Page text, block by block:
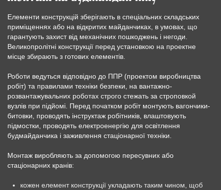
Елементи конструкцій зберігають в спеціальних складських
приміщеннях або на відкритих майданчиках, в умовах, що
гарантують захист від механічних пошкоджень і негоди.
Великопролітні конструкції перед установкою на проектне
місце збирають з готових елементів.
Роботи ведуться відповідно до ППР (проектом виробництва
робіт) та правилами техніки безпеки, на вантажно-
розвантажувальних роботах строго стежать за строповкой
вузлів при підйомі. Перед початком робіт монтують вагончики-
битовки, проводять інструктаж робітників, влаштовують
підмостки, проводять електроенергію для освітлення
будмайданчика і заживлення стаціонарної техніки.
Монтаж виробляють за допомогою пересувних або
стаціонарних кранів:
кожен елемент конструкції укладають таким чином, щоб